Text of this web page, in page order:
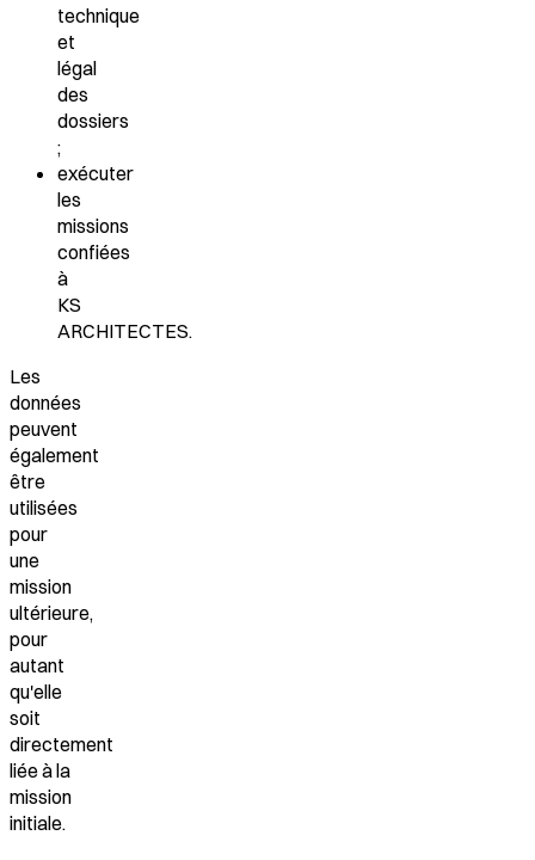
technique
et
légal
des
dossiers
;
exécuter
les
missions
confiées
à
KS
ARCHITECTES.
Les
données
peuvent
également
être
utilisées
pour
une
mission
ultérieure,
pour
autant
qu'elle
soit
directement
liée à la
mission
initiale.